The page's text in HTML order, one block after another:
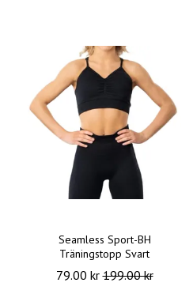
Seamless Sport-BH
Träningstopp Svart
79.00 kr199.00 kr